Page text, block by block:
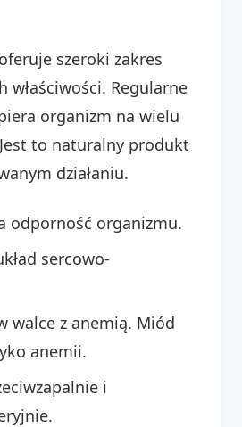
szeroki zakres
właściwości. Regularne
organizm na wielu
Jest to naturalny produkt
działaniu.
odporność organizmu.
sercowo-
walce z anemią. Miód
anemii.
i